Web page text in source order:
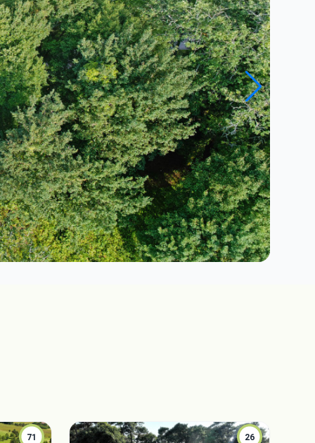
71 26
Close